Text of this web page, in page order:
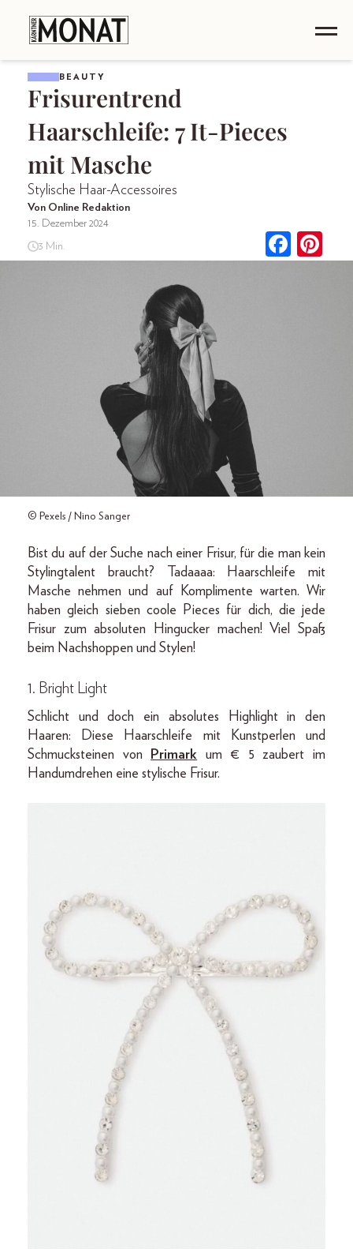
BEAUTY
Frisurentrend
Haarschleife: 7 It-Pieces
mit Masche
Stylische Haar-Accessoires
Von Online Redaktion
15. Dezember 2024
3 Min.
© Pexels / Nino Sanger
Bist du auf der Suche nach einer Frisur, für die man kein
Stylingtalent braucht? Tadaaaa: Haarschleife mit
Masche nehmen und auf Komplimente warten. Wir
haben gleich sieben coole Pieces für dich, die jede
Frisur zum absoluten Hingucker machen! Viel Spaß
beim Nachshoppen und Stylen!
1. Bright Light
Schlicht und doch ein absolutes Highlight in den
Haaren: Diese Haarschleife mit Kunstperlen und
Schmucksteinen von
Primark um € 5 zaubert im
Handumdrehen eine stylische Frisur.